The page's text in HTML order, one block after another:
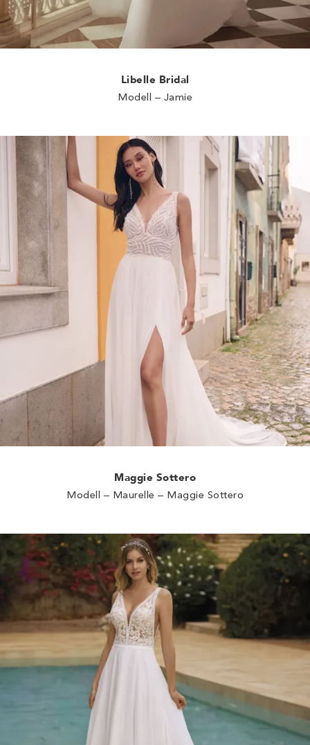
Libelle Bridal
Modell – Jamie
Maggie Sottero
Modell – Maurelle – Maggie Sottero